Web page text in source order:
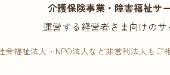
介護保険事業・障害福祉サ
運営する経営者さま向けのサ
福祉法人・NPO法人など非営利法人もご